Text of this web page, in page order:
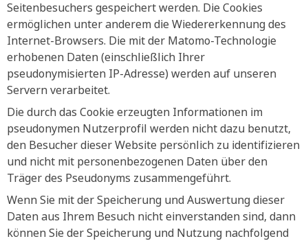
Seitenbesuchers gespeichert werden. Die Cookies
ermöglichen unter anderem die Wiedererkennung des
Internet-Browsers. Die mit der Matomo-Technologie
erhobenen Daten (einschließlich Ihrer
pseudonymisierten IP-Adresse) werden auf unseren
Servern verarbeitet.
Die durch das Cookie erzeugten Informationen im
pseudonymen Nutzerprofil werden nicht dazu benutzt,
den Besucher dieser Website persönlich zu identifizieren
und nicht mit personenbezogenen Daten über den
Träger des Pseudonyms zusammengeführt.
Wenn Sie mit der Speicherung und Auswertung dieser
Daten aus Ihrem Besuch nicht einverstanden sind, dann
können Sie der Speicherung und Nutzung nachfolgend